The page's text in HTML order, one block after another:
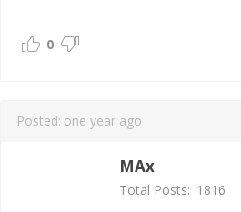
0
Posted: one year ago
MAx
Total Posts: 1816